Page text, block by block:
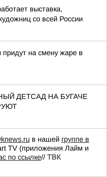
выставка,
со всей России
придут на смену жаре в
ДЕТСАД НА БУГАЧЕ
в нашей группе в
TV (приложения Лайм и
по ссылке// ТВК